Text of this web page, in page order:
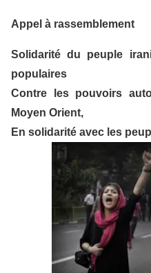
Appel à rassemblement
Solidarité du peuple
populaires
Contre les pouvoirs
Moyen Orient,
En solidarité avec les